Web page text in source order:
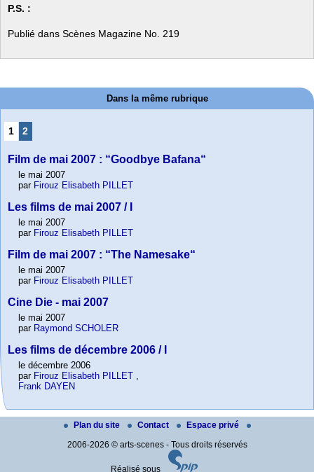
P.S. :
Publié dans Scènes Magazine No. 219
Dans la même rubrique
1 2
Film de mai 2007 : “Goodbye Bafana“
le mai 2007
par Firouz Elisabeth PILLET
Les films de mai 2007 / I
le mai 2007
par Firouz Elisabeth PILLET
Film de mai 2007 : “The Namesake“
le mai 2007
par Firouz Elisabeth PILLET
Cine Die - mai 2007
le mai 2007
par Raymond SCHOLER
Les films de décembre 2006 / I
le décembre 2006
par Firouz Elisabeth PILLET ,
Frank DAYEN
Plan du site Contact
Espace privé
2006-2026 © arts-scenes - Tous droits réservés
Réalisé sous